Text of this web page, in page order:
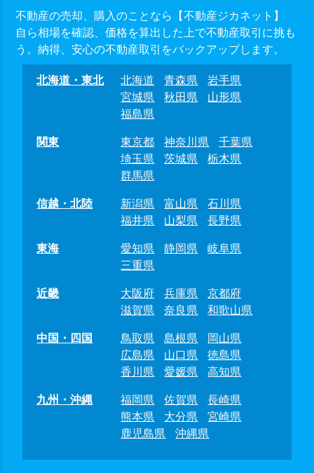
不動産の売却、購入のことなら【不動産ジカネット】
自ら相場を確認、価格を算出した上で不動産取引に挑も
う。納得、安心の不動産取引をバックアップします。
北海道・東北 北海道 青森県
岩手県
宮城県
秋田県
山形県
福島県
関東
東京都 神奈川県
千葉県
埼玉県
茨城県
栃木県
群馬県
信越・北陸
新潟県 富山県
石川県
福井県
山梨県
長野県
東海
愛知県 静岡県
岐阜県
三重県
近畿
大阪府 兵庫県
京都府
滋賀県
奈良県
和歌山県
中国・四国
鳥取県 島根県
岡山県
広島県
山口県
徳島県
香川県
愛媛県
高知県
九州・沖縄
福岡県 佐賀県
長崎県
熊本県
大分県
宮崎県
鹿児島県
沖縄県